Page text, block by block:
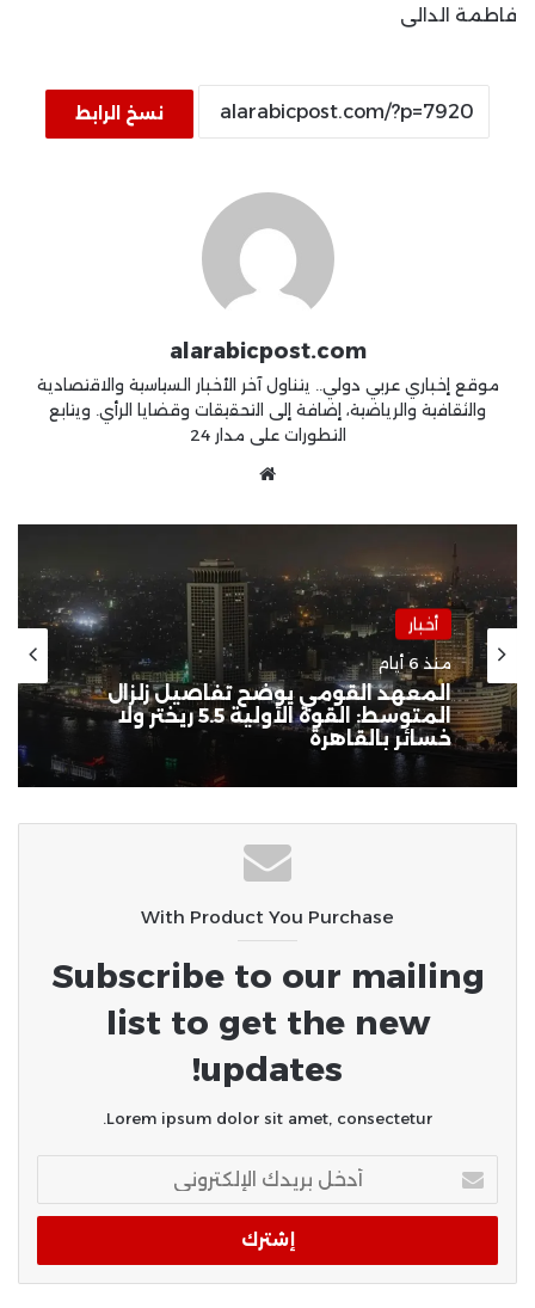
فاطمة الدالى
نسخ الرابط
alarabicpost.com
موقع إخباري عربي دولي.. يتناول آخر الأخبار السياسية والاقتصادية
والثقافية والرياضية، إضافة إلى التحقيقات وقضايا الرأي. ويتابع
التطورات على مدار 24
أخبار
منذ أسبوعين
جيش الاحتلال يواصل الاعتداءات
بالضفة المحتلة ويرتكب مجزرة في
“تل” وحملات اعتقال واقتحامات
واسعة طالت 80 فلسطينياً
With Product You Purchase
Subscribe to our mailing
list to get the new
updates!
Lorem ipsum dolor sit amet, consectetur.
بريدك
الإلكتروني